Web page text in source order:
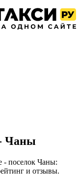
- Чаны
- поселок Чаны:
и отзывы.